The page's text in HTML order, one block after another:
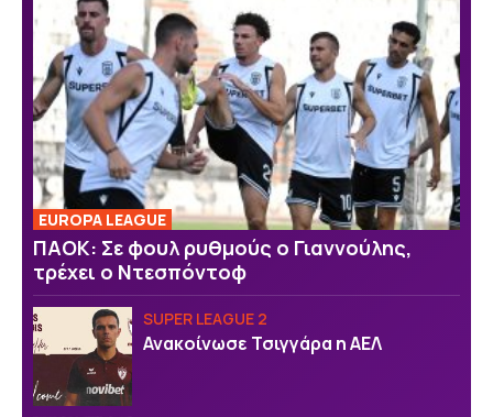
EUROPA LEAGUE
ΠΑΟΚ: Σε φουλ ρυθμούς ο Γιαννούλης,
τρέχει ο Ντεσπόντοφ
SUPER LEAGUE 2
Ανακοίνωσε Τσιγγάρα η ΑΕΛ